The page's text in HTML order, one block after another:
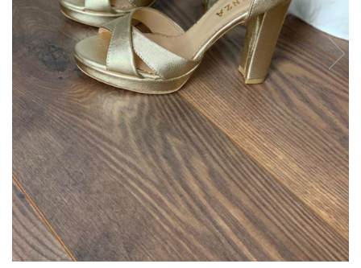
Rucsac
Plic
Saculet
Borsete
Visiniu
Maro
Albastru